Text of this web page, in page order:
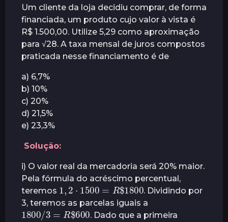
Um cliente da loja decidiu comprar, de forma
financiada, um produto cujo valor à vista é
R$ 1.500,00. Utilize 5,29 como aproximação
para √28. A taxa mensal de juros compostos
praticada nesse financiamento é de
a) 6,7%
b) 10%
c) 20%
d) 21,5%
e) 23,3%
Solução:
i) O valor real da mercadoria será 20% maior.
Pela fórmula do acréscimo percentual,
teremos
1,2⋅ 1500=R$1800
. Dividindo por
3, teremos as parcelas iguais a
1800/3=R$
600
. Dado que a primeira